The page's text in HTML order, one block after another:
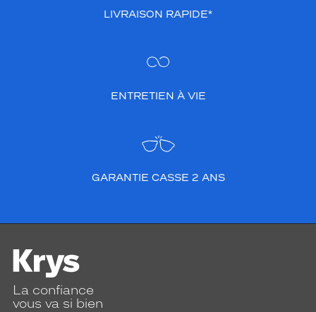
LIVRAISON RAPIDE*
ENTRETIEN À VIE
GARANTIE CASSE 2 ANS
La confiance
vous va si bien